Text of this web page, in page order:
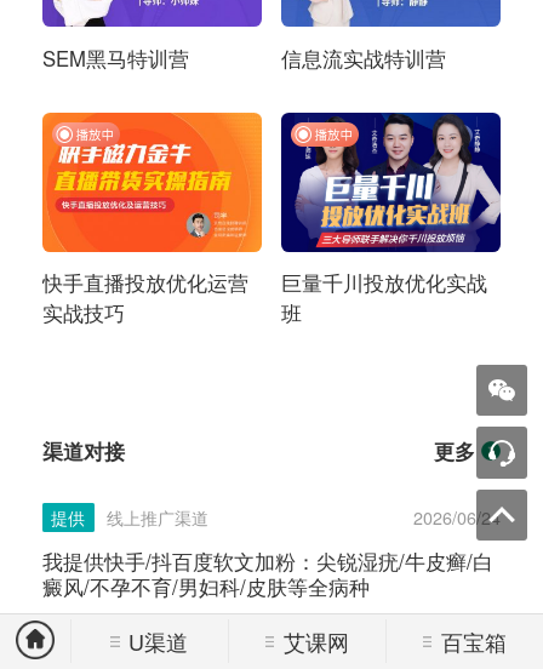
SEM黑马特训营 信息流实战特训营
快手直播投放优化运营
实战技巧
巨量千川投放优化实战
班
渠道对接 更多
提供 线上推广渠道 2026/06/24
我提供快手/抖百度软文加粉：尖锐湿疣/牛皮癣/白
癜风/不孕不育/男妇科/皮肤等全病种
提供 线上推广渠道 2026/06/12
U渠道 艾课网 百宝箱